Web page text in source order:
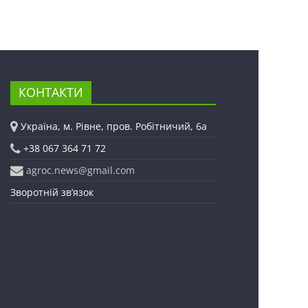
КОНТАКТИ
Україна, м. Рівне, пров. Робітничий, 6а
+38 067 364 71 72
agroc.news@gmail.com
Зворотній зв’язок